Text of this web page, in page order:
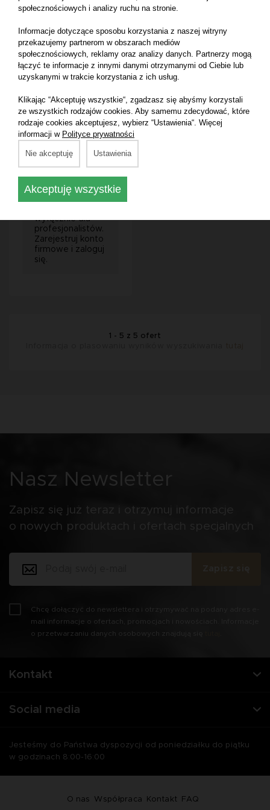
się, aby poznać
cenę dla
się, aby poznać
cenę dla
Kąpiel Algowa /
Seaweed Bath 1000
Produkt
dostępny do
wyłącznie dla
profesjonalistów.
Zarejestruj konto
firmowe i zaloguj
się.
1 - 5 z 5 ofert
Kontakt
Social media
Jesteśmy do Państwa dyspozycji od poniedziałku do piątku
w godzinach 8:00-16:00
Nasz Newsletter
Zapisz się już teraz i otrzymuj informacje
o nowych produktach i ofertach specjalnych
Chcę dołączyć do newslettera i otrzymywać na podany adres e-
mail informacje o ofertach, promocjach i nowościach. Informacje
o przetwarzaniu danych osobowych znajdują się
O nas Współpraca Kontakt FAQ
społecznościowych i analizy ruchu na stronie.
Informacje dotyczące sposobu korzystania z naszej witryny
przekazujemy partnerom w obszarach mediów
społecznościowych, reklamy oraz analizy danych. Partnerzy mogą
łączyć te informacje z innymi danymi otrzymanymi od Ciebie lub
uzyskanymi w trakcie korzystania z ich usług.
Klikając “Akceptuję wszystkie“, zgadzasz się abyśmy korzystali
ze wszystkich rodzajów cookies. Aby samemu zdecydować, które
rodzaje cookies akceptujesz, wybierz “Ustawienia“. Więcej
informacji w Polityce prywatności
Nie akceptuję Ustawienia
Akceptuję wszystkie